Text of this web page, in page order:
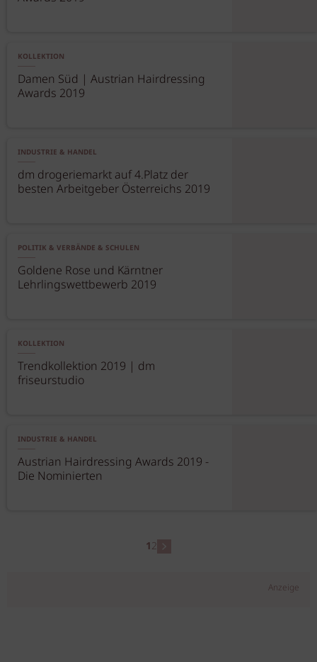
KOLLEKTION
Damen Süd | Austrian Hairdressing
Awards 2019
INDUSTRIE & HANDEL
dm drogeriemarkt auf 4.Platz der
besten Arbeitgeber Österreichs 2019
POLITIK & VERBÄNDE & SCHULEN
Goldene Rose und Kärntner
Lehrlingswettbewerb 2019
KOLLEKTION
Trendkollektion 2019 | dm
friseurstudio
INDUSTRIE & HANDEL
Austrian Hairdressing Awards 2019 -
Die Nominierten
12
Anzeige